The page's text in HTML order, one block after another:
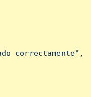
correctamente" ,